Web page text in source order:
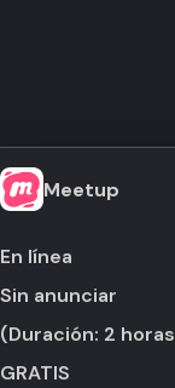
Meetup
En línea
Sin anunciar
(Duración: 2 horas
GRATIS